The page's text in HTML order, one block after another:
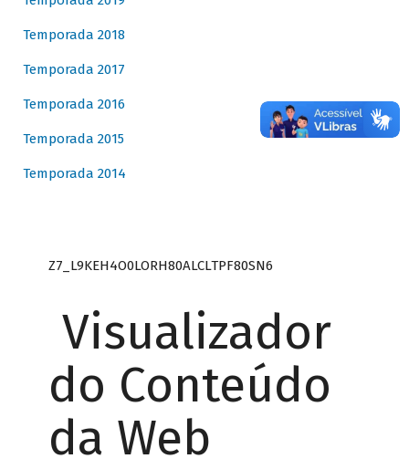
Temporada 2018
Temporada 2017
Temporada 2016
Temporada 2015
Temporada 2014
Z7_L9KEH4O0LORH80ALCLTPF80SN6
Visualizador
do Conteúdo
da Web